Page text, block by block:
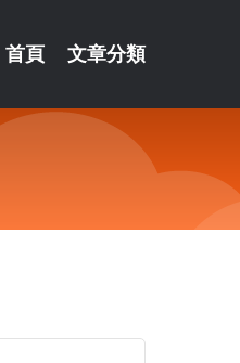
首頁 文章分類